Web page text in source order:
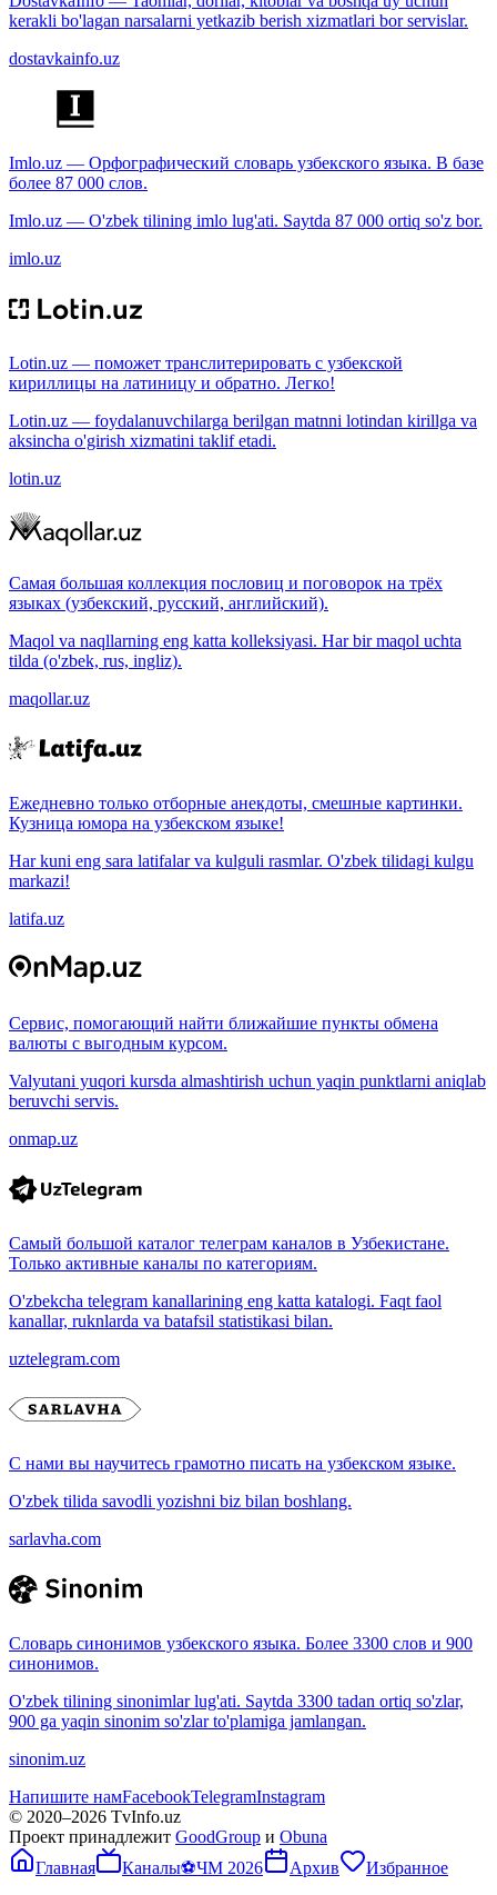
kerakli bo'lagan narsalarni yetkazib berish xizmatlari bor servislar.
dostavkainfo.uz
Imlo.uz — Орфографический словарь узбекского языка. В базе
более 87 000 слов.
Imlo.uz — O'zbek tilining imlo lug'ati. Saytda 87 000 ortiq so'z bor.
imlo.uz
Lotin.uz — поможет транслитерировать с узбекской
кириллицы на латиницу и обратно. Легко!
Lotin.uz — foydalanuvchilarga berilgan matnni lotindan kirillga va
aksincha o'girish xizmatini taklif etadi.
lotin.uz
Самая большая коллекция пословиц и поговорок на трёх
языках (узбекский, русский, английский).
Maqol va naqllarning eng katta kolleksiyasi. Har bir maqol uchta
tilda (o'zbek, rus, ingliz).
maqollar.uz
Ежедневно только отборные анекдоты, смешные картинки.
Кузница юмора на узбекском языке!
Har kuni eng sara latifalar va kulguli rasmlar. O'zbek tilidagi kulgu
markazi!
latifa.uz
Сервис, помогающий найти ближайшие пункты обмена
валюты с выгодным курсом.
Valyutani yuqori kursda almashtirish uchun yaqin punktlarni aniqlab
beruvchi servis.
onmap.uz
Самый большой каталог телеграм каналов в Узбекистане.
Только активные каналы по категориям.
O'zbekcha telegram kanallarining eng katta katalogi. Faqt faol
kanallar, ruknlarda va batafsil statistikasi bilan.
uztelegram.com
С нами вы научитесь грамотно писать на узбекском языке.
O'zbek tilida savodli yozishni biz bilan boshlang.
sarlavha.com
Словарь синонимов узбекского языка. Более 3300 слов и 900
синонимов.
O'zbek tilining sinonimlar lug'ati. Saytda 3300 tadan ortiq so'zlar,
900 ga yaqin sinonim so'zlar to'plamiga jamlangan.
sinonim.uz
Напишите намFacebookTelegramInstagram
© 2020–2026 TvInfo.uz
Проект принадлежит GoodGroup и Obuna
Главная
Каналы⚽ЧМ 2026 Архив Избранное